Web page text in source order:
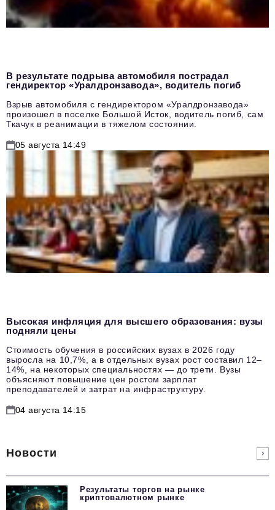
В результате подрыва автомобиля пострадал
гендиректор «Уралдронзавода», водитель погиб
Взрыв автомобиля с гендиректором «Уралдронзавода»
произошел в поселке Большой Исток, водитель погиб, сам
Ткачук в реанимации в тяжелом состоянии.
05 августа 14:49
Высокая инфляция для высшего образования: вузы
подняли цены
Стоимость обучения в российских вузах в 2026 году
выросла на 10,7%, а в отдельных вузах рост составил 12–
14%, на некоторых специальностях — до трети. Вузы
объясняют повышение цен ростом зарплат
преподавателей и затрат на инфраструктуру.
04 августа 14:15
Новости
Результаты торгов на рынке
криптовалютном рынке